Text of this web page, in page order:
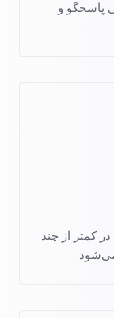
پاسخگو و
کمتر از چند
می‌شود